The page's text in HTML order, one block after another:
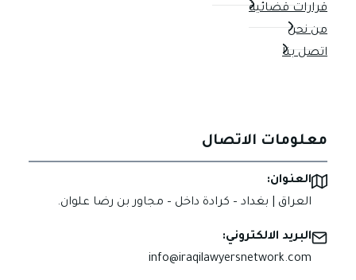
قرارات قضائية
من نحن
اتصل بنا
معلومات الاتصال
العنوان:
العراق | بغداد – كرادة داخل – مجاور بن رضا علوان.
البريد الالكتروني:
info@iraqilawyersnetwork.com